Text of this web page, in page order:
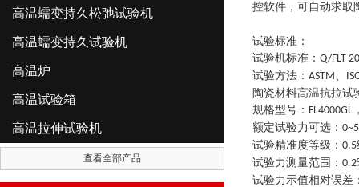
高温蠕变持久松弛试验机
高温蠕变持久试验机
高温炉
高温试验箱
高温拉伸试验机
查看全部产品
控软件 ， 可自动求取
试验标准：
试验机标准 ： Q/FLT-
试验方法 ： ASTM、
陶瓷材料高温抗拉试
规格型号 ： FL4000GL
额定试验力可选 ：
试验精准度等级 ： 0.5
试验力测量范围 ：
试验力示值相对误差